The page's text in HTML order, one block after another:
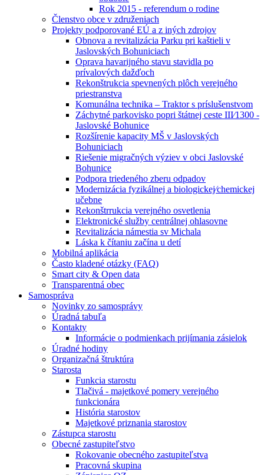
Rok 2015 - referendum o rodine
Členstvo obce v združeniach
Projekty podporované EÚ a z iných zdrojov
Obnova a revitalizácia Parku pri kaštieli v
Jaslovských Bohuniciach
Oprava havarijného stavu stavidla po
prívalových dažďoch
Rekonštrukcia spevnených plôch verejného
priestranstva
Komunálna technika – Traktor s príslušenstvom
Záchytné parkovisko popri štátnej ceste III⁄1300 -
Jaslovské Bohunice
Rozšírenie kapacity MŠ v Jaslovských
Bohuniciach
Riešenie migračných výziev v obci Jaslovské
Bohunice
Podpora triedeného zberu odpadov
Modernizácia fyzikálnej a biologickej⁄chemickej
učebne
Rekonštrrukcia verejného osvetlenia
Elektronické služby centrálnej ohlasovne
Revitalizácia námestia sv Michala
Láska k čítaniu začína u detí
Mobilná aplikácia
Často kladené otázky (FAQ)
Smart city & Open data
Transparentná obec
Samospráva
Novinky zo samosprávy
Úradná tabuľa
Kontakty
Informácie o podmienkach prijímania zásielok
Úradné hodiny
Organizačná štruktúra
Starosta
Funkcia starostu
Tlačivá - majetkové pomery verejného
funkcionára
História starostov
Majetkové priznania starostov
Zástupca starostu
Obecné zastupiteľstvo
Rokovanie obecného zastupiteľstva
Pracovná skupina